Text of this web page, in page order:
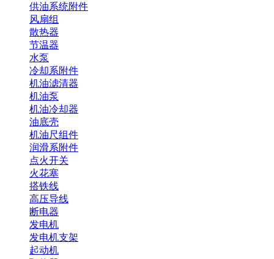
供油系统附件
风扇组
散热器
节温器
水泵
冷却系附件
机油滤清器
机油泵
机油冷却器
油底壳
机油尺组件
润滑系附件
点火开关
火花塞
搭铁线
高压导线
断电器
发电机
发电机支架
起动机